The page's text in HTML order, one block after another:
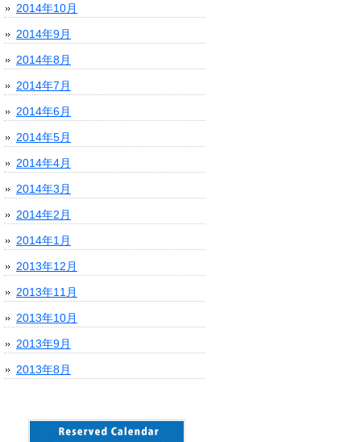
2014年10月
2014年9月
2014年8月
2014年7月
2014年6月
2014年5月
2014年4月
2014年3月
2014年2月
2014年1月
2013年12月
2013年11月
2013年10月
2013年9月
2013年8月